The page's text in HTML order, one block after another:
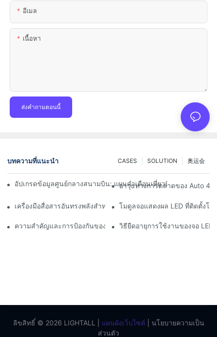
อีเมล
เนื้อหา
ส่งคำถามตอนนี้
บทความที่แนะนำ 奥运会
SOLUTION
CASES
อัปเกรดข้อมูลศูนย์กลางสนามบิน: แผนคำเตือนเที่ยวบินแบบไดนามิก
อาวุธทางการตลาดของ Auto
เครื่องมือสื่อสารอันทรงพลังสำหรับองค์กรที่ปกป้องสิ่งแวดล้อม: คลังข้
โมดูลจอแสดงผล LED ที่ติดตั้งโ
ความสำคัญและการป้องกันของบริการหลังการขายจอแสดงผล LED บ
วิธียืดอายุการใช้งานของจอ
ลิขสิทธิ์ © 2026 LIGHTALL | แผนผังเว็บไซต์
นโยบายความเป็น
ส่วนตัว